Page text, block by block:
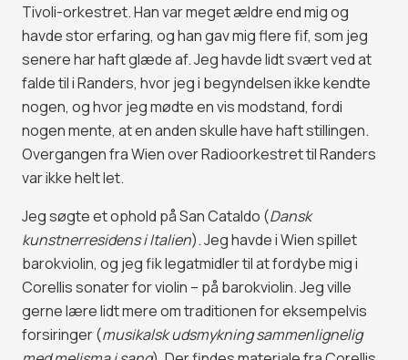
Tivoli-orkestret. Han var meget ældre end mig og
havde stor erfaring, og han gav mig flere fif, som jeg
senere har haft glæde af. Jeg havde lidt svært ved at
falde til i Randers, hvor jeg i begyndelsen ikke kendte
nogen, og hvor jeg mødte en vis modstand, fordi
nogen mente, at en anden skulle have haft stillingen.
Overgangen fra Wien over Radioorkestret til Randers
var ikke helt let.
Jeg søgte et ophold på San Cataldo (Dansk
kunstnerresidens i Italien). Jeg havde i Wien spillet
barokviolin, og jeg fik legatmidler til at fordybe mig i
Corellis sonater for violin – på barokviolin. Jeg ville
gerne lære lidt mere om traditionen for eksempelvis
forsiringer (musikalsk udsmykning sammenlignelig